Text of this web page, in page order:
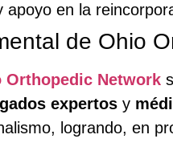
apoyo en la
de Ohio
Orthopedic Network
expertos y
logrando, en